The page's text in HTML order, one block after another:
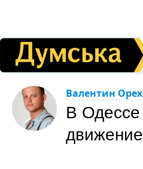
Валентин
В Одессе
движение